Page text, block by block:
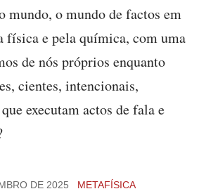
mundo, o mundo de factos em
física e pela química, com uma
de nós próprios enquanto
cientes, intencionais,
executam actos de fala e
DE 2025 METAFÍSICA